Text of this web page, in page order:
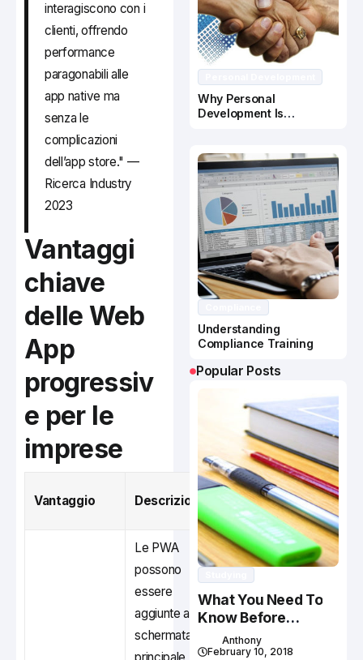
interagiscono con i
clienti, offrendo
performance
paragonabili alle
app native ma
senza le
complicazioni
dell’app store." —
Ricerca Industry
2023
Vantaggi
chiave
delle Web
App
progressiv
e per le
imprese
Vantaggio Descrizione
Esempio di
utilizzo
Le PWA
possono
essere
aggiunte alla
schermata
Shopping online
come AliExpress
che permette
Why Personal
Development Is
Understanding
Compliance Training
Popular Posts
What You Need To
Know Before
Studying In Canada
Anthony
February 10, 2018